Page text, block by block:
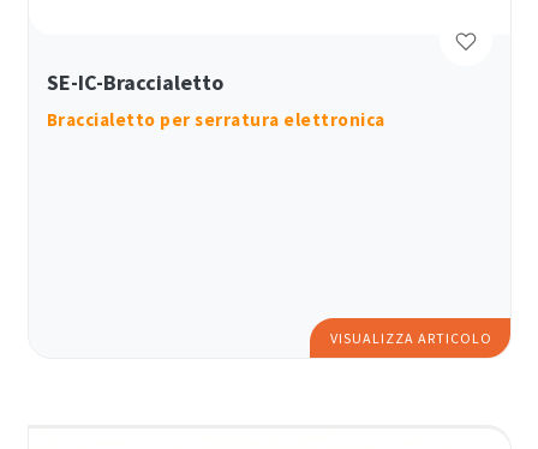
SE-IC-Braccialetto
Braccialetto per serratura elettronica
VISUALIZZA ARTICOLO